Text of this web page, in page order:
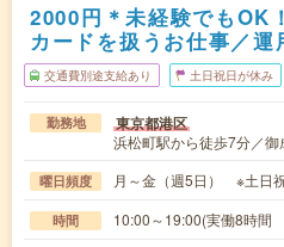
2000円＊未経験でもOK
カードを扱うお仕事／運
交通費別途支給あり 土日祝日が休み
勤務地 東京都港区
浜松町駅から徒歩7分／
曜日頻度 月～金（週5日） ※土日
時間 10:00～19:00(実働8時間